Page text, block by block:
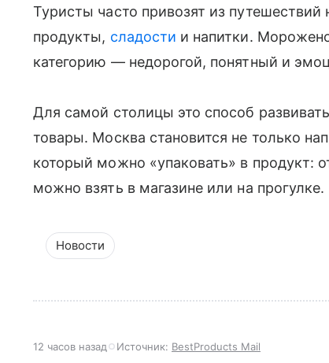
Туристы часто привозят из
продукты, сладости и напитки.
категорию — недорогой, понятный и
Для самой столицы это способ
товары. Москва становится не только
который можно «упаковать» в продукт:
можно взять в магазине или на прогулке.
Новости
12 часов назад Источник: BestProducts Mail